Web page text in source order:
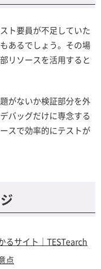
ト要員が不足していた
あるでしょう。その場
リソースを活用すると
がないか検証部分を外
バッグだけに専念する
スで効率的にテストが
るサイト｜TESTearch
点